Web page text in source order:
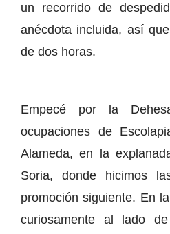
un recorrido de
anécdota incluida, así
de dos horas.
Empecé por la
ocupaciones de
Alameda, en la
Soria, donde hicimos
promoción siguiente. En
curiosamente al lado